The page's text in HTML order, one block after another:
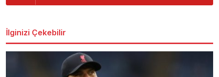
İlginizi Çekebilir